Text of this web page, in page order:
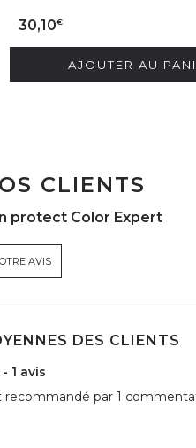
30,10€
AJOUTER AU
CLIENTS
protect Color Expert
AVIS
DES CLIENTS
1 avis
recommandé par 1